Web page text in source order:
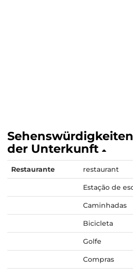
der Unterkunft
Restaurante restaurant
Estação de
Caminhadas
Bicicleta
Golfe
Compras